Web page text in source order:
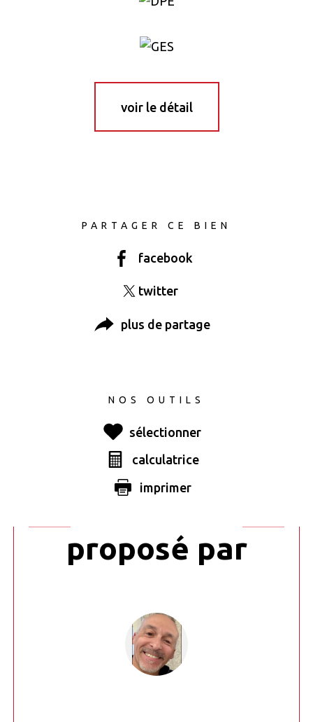
voir le détail
PARTAGER CE BIEN
facebook
twitter
plus de partage
NOS OUTILS
sélectionner
calculatrice
imprimer
Ce bien vous
proposé par